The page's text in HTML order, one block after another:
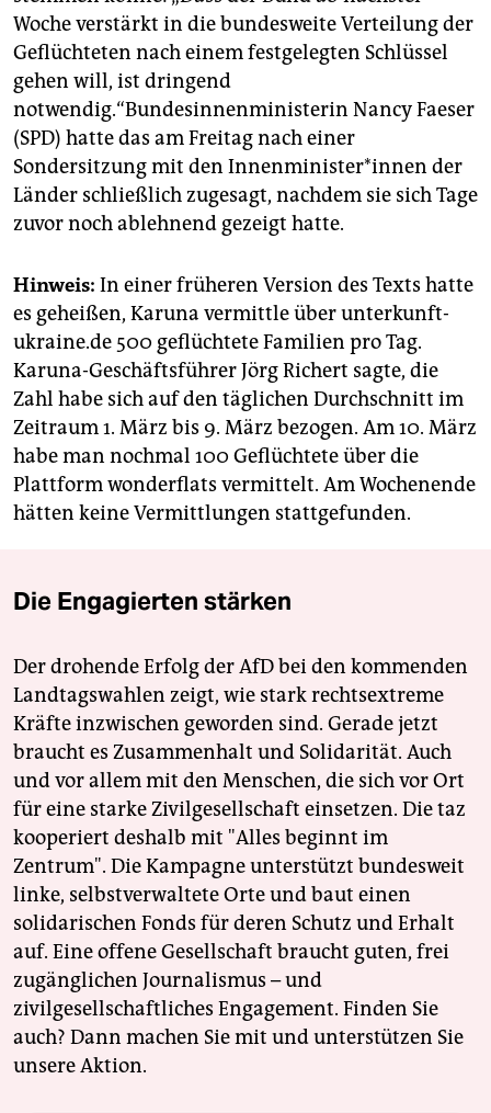
Woche verstärkt in die bundesweite Verteilung der
Geflüchteten nach einem festgelegten Schlüssel
gehen will, ist dringend
notwendig.“Bundesinnenministerin Nancy Faeser
(SPD) hatte das am Freitag nach einer
Sondersitzung mit den In­nen­mi­nis­te­r*in­nen der
Länder schließlich zugesagt, nachdem sie sich Tage
zuvor noch ablehnend gezeigt hatte.
Hinweis: In einer früheren Version des Texts hatte
es geheißen, Karuna vermittle über unterkunft-
ukraine.de 500 geflüchtete Familien pro Tag.
Karuna-Geschäftsführer Jörg Richert sagte, die
Zahl habe sich auf den täglichen Durchschnitt im
Zeitraum 1. März bis 9. März bezogen. Am 10. März
habe man nochmal 100 Geflüchtete über die
Plattform wonderflats vermittelt. Am Wochenende
hätten keine Vermittlungen stattgefunden.
Die Engagierten stärken
Der drohende Erfolg der AfD bei den kommenden
Landtagswahlen zeigt, wie stark rechtsextreme
Kräfte inzwischen geworden sind. Gerade jetzt
braucht es Zusammenhalt und Solidarität. Auch
und vor allem mit den Menschen, die sich vor Ort
für eine starke Zivilgesellschaft einsetzen. Die taz
kooperiert deshalb mit "Alles beginnt im
Zentrum". Die Kampagne unterstützt bundesweit
linke, selbstverwaltete Orte und baut einen
solidarischen Fonds für deren Schutz und Erhalt
auf. Eine offene Gesellschaft braucht guten, frei
zugänglichen Journalismus – und
zivilgesellschaftliches Engagement. Finden Sie
auch? Dann machen Sie mit und unterstützen Sie
unsere Aktion.